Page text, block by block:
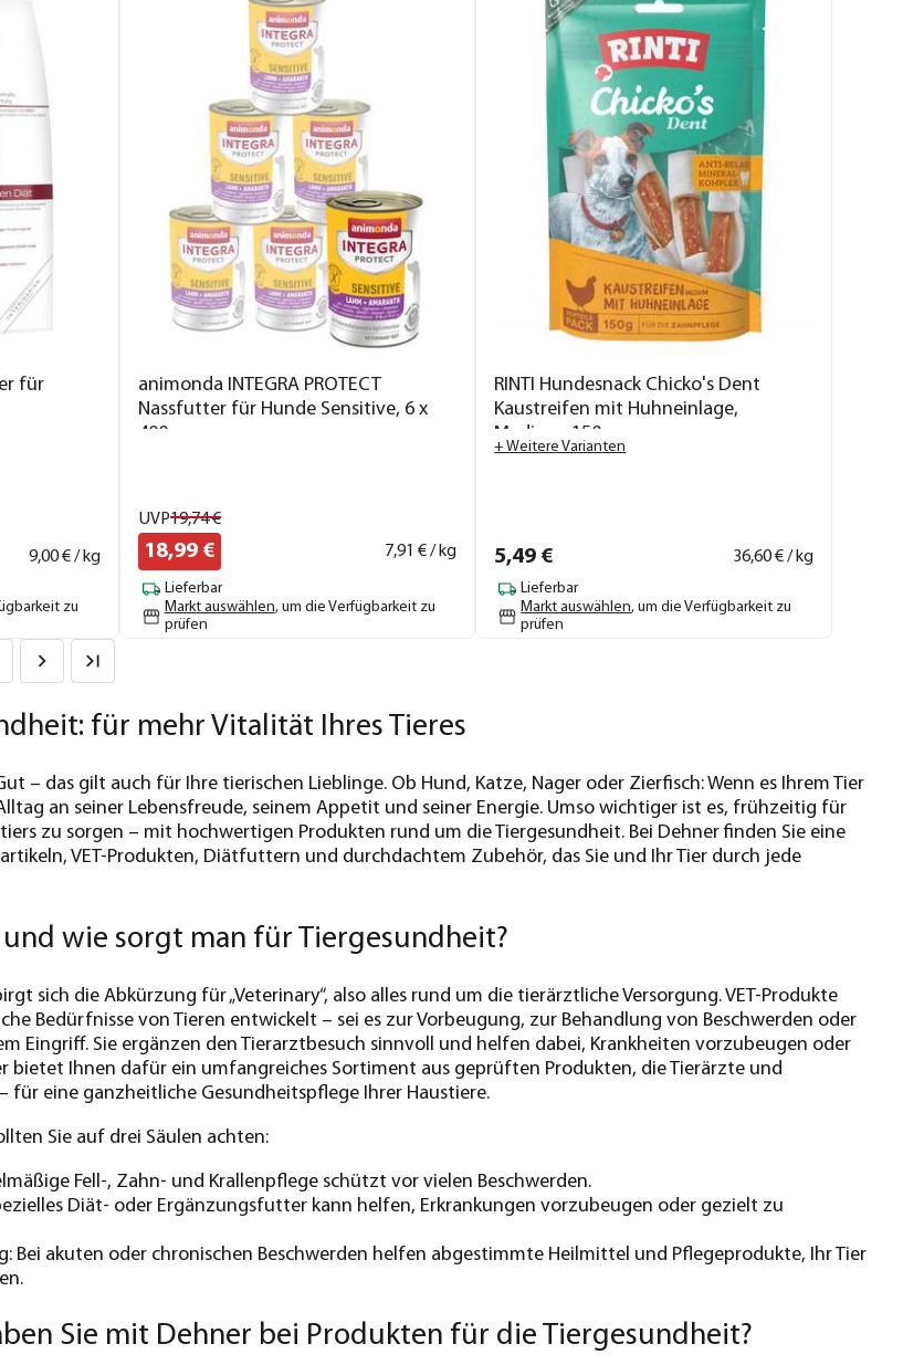
für
9,00€ / kg
zu
animonda INTEGRA PROTECT
Nassfutter für Hunde Sensitive, 6 x
400 g
UVP19,74€
18,99€ 7,91 € / kg
Lieferbar
Markt auswählen, um die Verfügbarkeit zu
prüfen
RINTI Hundesnack Chicko's Dent
Kaustreifen mit Huhneinlage,
Medium, 150 g
+ Weitere Varianten
5,49 € 36,60€ / kg
Lieferbar
Markt auswählen, um die Verfügbarkeit zu
prüfen
für mehr Vitalität Ihres Tieres
– das gilt auch für Ihre tierischen Lieblinge. Ob Hund, Katze, Nager oder Zierfisch: Wenn es Ihrem Tier
an seiner Lebensfreude, seinem Appetit und seiner Energie. Umso wichtiger ist es, frühzeitig für
zu sorgen – mit hochwertigen Produkten rund um die Tiergesundheit. Bei Dehner finden Sie eine
VET-Produkten, Diätfuttern und durchdachtem Zubehör, das Sie und Ihr Tier durch jede
und wie sorgt man für Tiergesundheit?
sich die Abkürzung für „Veterinary“, also alles rund um die tierärztliche Versorgung. VET-Produkte
Bedürfnisse von Tieren entwickelt – sei es zur Vorbeugung, zur Behandlung von Beschwerden oder
Eingriff. Sie ergänzen den Tierarztbesuch sinnvoll und helfen dabei, Krankheiten vorzubeugen oder
bietet Ihnen dafür ein umfangreiches Sortiment aus geprüften Produkten, die Tierärzte und
für eine ganzheitliche Gesundheitspflege Ihrer Haustiere.
Sie auf drei Säulen achten:
Fell-, Zahn- und Krallenpflege schützt vor vielen Beschwerden.
Diät- oder Ergänzungsfutter kann helfen, Erkrankungen vorzubeugen oder gezielt zu
Bei akuten oder chronischen Beschwerden helfen abgestimmte Heilmittel und Pflegeprodukte, Ihr Tier
Sie mit Dehner bei Produkten für die Tiergesundheit?